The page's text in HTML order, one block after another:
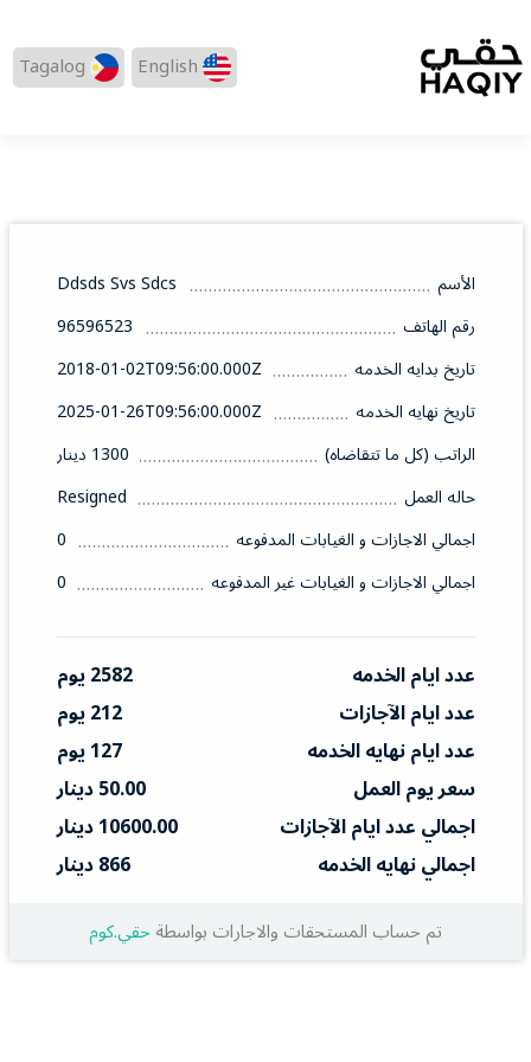
English
Tagalog
الأسم
Ddsds Svs Sdcs
رقم الهاتف
96596523
تاريخ بدايه الخدمه
2018-01-02T09:56:00.000Z
تاريخ نهايه الخدمه
2025-01-26T09:56:00.000Z
الراتب (كل ما تتقاضاه)
1300 دينار
حاله العمل
Resigned
اجمالي الاجازات و الغيابات المدفوعه
0
اجمالي الاجازات و الغيابات غير المدفوعه
0
عدد ايام الخدمه
2582 يوم
عدد ايام الآجازات
212 يوم
عدد ايام نهايه الخدمه
127 يوم
سعر يوم العمل
50.00 دينار
اجمالي عدد ايام الآجازات
10600.00 دينار
اجمالي نهايه الخدمه
866 دينار
تم حساب المستحقات والاجارات بواسطةحقي.كوم